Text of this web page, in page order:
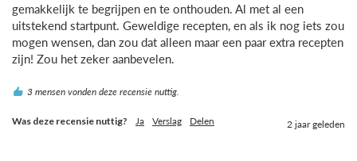
gemakkelijk te begrijpen en te onthouden. Al met al een
uitstekend startpunt. Geweldige recepten, en als ik nog iets zou
mogen wensen, dan zou dat alleen maar een paar extra recepten
zijn! Zou het zeker aanbevelen.
3 mensen vonden deze recensie nuttig.
Was deze recensie nuttig? Ja Verslag Delen 2 jaar geleden